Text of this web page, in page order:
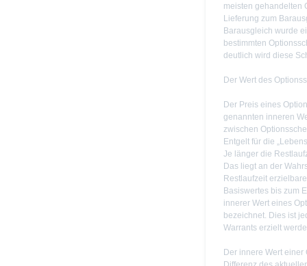
meisten gehandelten
Lieferung zum
Barausgleich wurde
bestimmten
deutlich wird diese
Der Wert des
Der Preis eines
genannten inneren
zwischen
Entgelt für die
Je länger die
Das liegt an der
Restlaufzeit
Basiswertes bis zum
innerer Wert eines
bezeichnet. Dies ist
Warrants erzielt
Der innere Wert